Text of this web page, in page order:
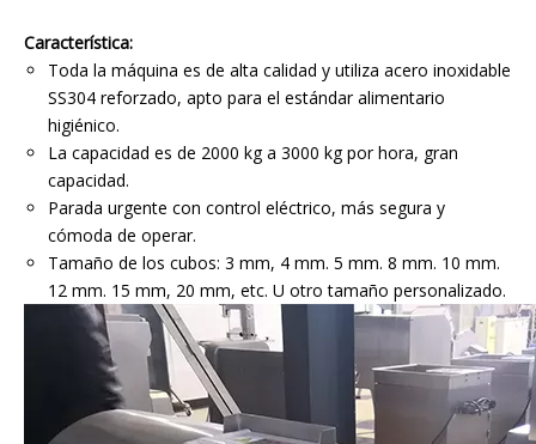
Característica:
Toda la máquina es de alta calidad y utiliza acero inoxidable
SS304 reforzado, apto para el estándar alimentario
higiénico.
La capacidad es de 2000 kg a 3000 kg por hora, gran
capacidad.
Parada urgente con control eléctrico, más segura y
cómoda de operar.
Tamaño de los cubos: 3 mm, 4 mm. 5 mm. 8 mm. 10 mm.
12 mm. 15 mm, 20 mm, etc. U otro tamaño personalizado.